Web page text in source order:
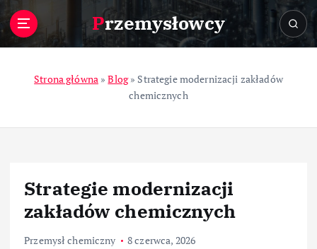
Przemysłowcy
Strona główna »Blog» Strategie modernizacji zakładów
chemicznych
Strategie modernizacji
zakładów chemicznych
Przemysł chemiczny 8 czerwca, 2026